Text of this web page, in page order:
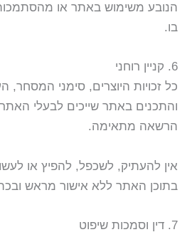
הנובע משימוש באתר או
בו.
6. קניין רוחני
כל זכויות היוצרים, סימני המסחר,
והתכנים באתר שייכים לבעלי
הרשאה מתאימה.
אין להעתיק, לשכפל, להפיץ או
בתוכן האתר ללא אישור מראש
7. דין וסמכות שיפוט